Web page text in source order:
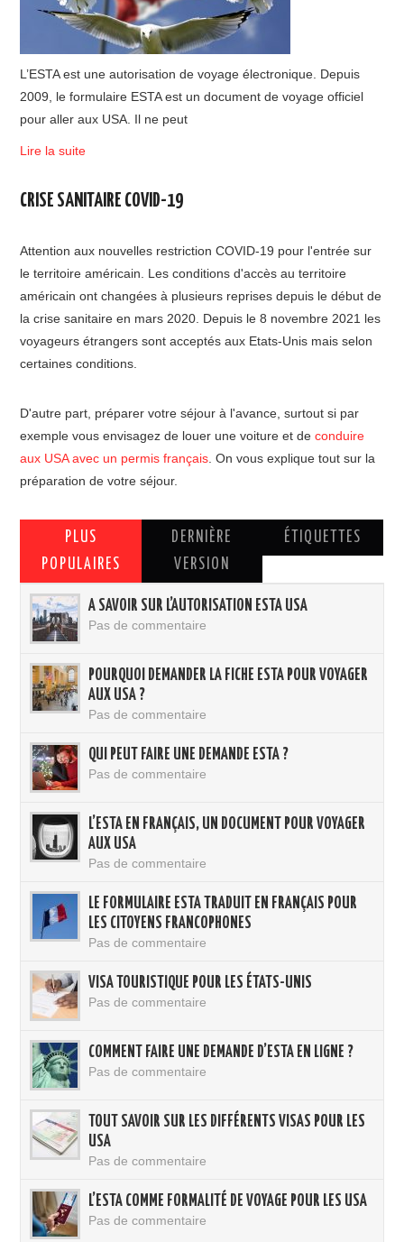
L’ESTA est une autorisation de voyage électronique. Depuis
2009, le formulaire ESTA est un document de voyage officiel
pour aller aux USA. Il ne peut
Lire la suite
CRISE SANITAIRE COVID-19
Attention aux nouvelles restriction COVID-19 pour l'entrée sur
le territoire américain. Les conditions d'accès au territoire
américain ont changées à plusieurs reprises depuis le début de
la crise sanitaire en mars 2020. Depuis le 8 novembre 2021 les
voyageurs étrangers sont acceptés aux Etats-Unis mais selon
certaines conditions.
D'autre part, préparer votre séjour à l'avance, surtout si par
exemple vous envisagez de louer une voiture et deconduire
aux USA avec un permis français . On vous explique tout sur la
préparation de votre séjour.
PLUS
POPULAIRES
DERNIÈRE
VERSION
ÉTIQUETTES
A SAVOIR SUR L’AUTORISATION ESTA USA
Pas de commentaire
POURQUOI DEMANDER LA FICHE ESTA POUR VOYAGER
AUX USA ?
Pas de commentaire
QUI PEUT FAIRE UNE DEMANDE ESTA ?
Pas de commentaire
L’ESTA EN FRANÇAIS, UN DOCUMENT POUR VOYAGER
AUX USA
Pas de commentaire
LE FORMULAIRE ESTA TRADUIT EN FRANÇAIS POUR
LES CITOYENS FRANCOPHONES
Pas de commentaire
VISA TOURISTIQUE POUR LES ÉTATS-UNIS
Pas de commentaire
COMMENT FAIRE UNE DEMANDE D’ESTA EN LIGNE ?
Pas de commentaire
TOUT SAVOIR SUR LES DIFFÉRENTS VISAS POUR LES
USA
Pas de commentaire
L’ESTA COMME FORMALITÉ DE VOYAGE POUR LES USA
Pas de commentaire